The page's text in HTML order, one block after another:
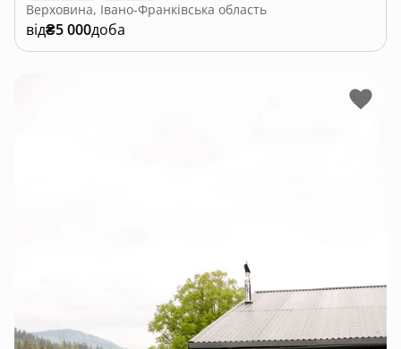
Верховина, Івано-Франківська область
від₴5 000доба